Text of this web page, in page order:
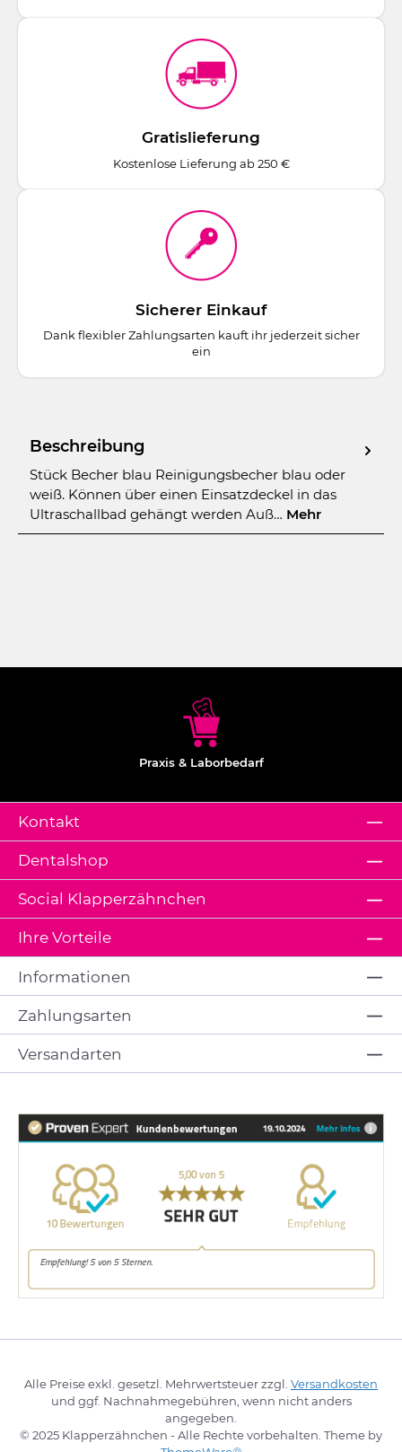
Gratislieferung
Kostenlose Lieferung ab 250 €
Sicherer Einkauf
Dank flexibler Zahlungsarten kauft ihr jederzeit sicher
ein
Beschreibung
Stück Becher blau Reinigungsbecher blau oder
weiß. Können über einen Einsatzdeckel in das
Ultraschallbad gehängt werden Auß… Mehr
Praxis & Laborbedarf
Kontakt
Dentalshop
Ihre Vorteile
Social Klapperzähnchen
Informationen
Zahlungsarten
Versandarten
Alle Preise exkl. gesetzl. Mehrwertsteuer zzgl. Versandkosten
und ggf. Nachnahmegebühren, wenn nicht anders
angegeben.
© 2025 Klapperzähnchen - Alle Rechte vorbehalten. Theme by